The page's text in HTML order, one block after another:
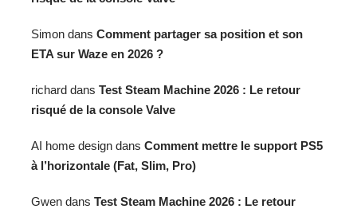
Simon dans Comment partager sa position et son
ETA sur Waze en 2026 ?
richard dans Test Steam Machine 2026 : Le retour
risqué de la console Valve
AI home design dans Comment mettre le support PS5
à l’horizontale (Fat, Slim, Pro)
Gwen dans Test Steam Machine 2026 : Le retour